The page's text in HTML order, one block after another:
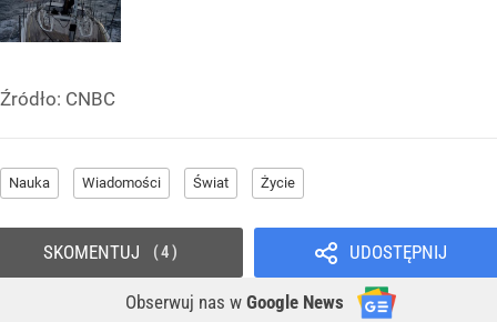
Źródło: CNBC
Nauka Wiadomości Świat Życie
UDOSTĘPNIJ
Obserwuj nas w Google News
SKOMENTUJ 4